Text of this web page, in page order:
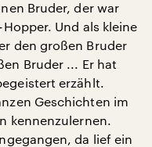
Bruder, der war
Und als kleine
den großen Bruder
Bruder ... Er hat
erzählt.
Geschichten im
kennenzulernen.
da lief ein